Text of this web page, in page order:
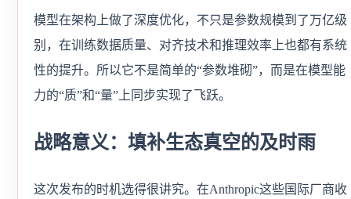
模型在架构上做了深度优化，不只是参数规模到了万亿级
别，在训练数据质量、对齐技术和推理效率上也都有系统
性的提升。所以它不是简单的“参数堆砌”，而是在模型能
力的“质”和“量”上同步实现了飞跃。
战略意义：填补生态真空的及时雨
这次发布的时机选得很讲究。在Anthropic这些国际厂商收